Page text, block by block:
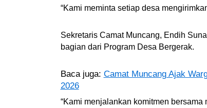
“Kami meminta setiap desa
Sekretaris Camat Muncang, Endih
bagian dari Program Desa Bergerak.
Baca juga: Camat Muncang Ajak
2026
“Kami menjalankan komitmen